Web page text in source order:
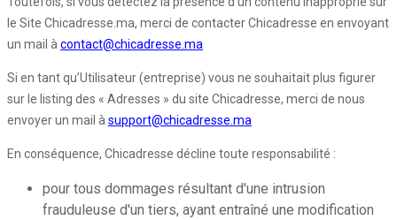
le Site Chicadresse.ma, merci de contacter Chicadresse en envoyant
un mail àcontact@chicadresse.ma
Si en tant qu’Utilisateur (entreprise) vous ne souhaitait plus figurer
sur le listing des « Adresses » du site Chicadresse, merci de nous
envoyer un mail àsupport@chicadresse.ma
En conséquence, Chicadresse décline toute responsabilité :
pour tous dommages résultant d'une intrusion
frauduleuse d'un tiers, ayant entraîné une modification